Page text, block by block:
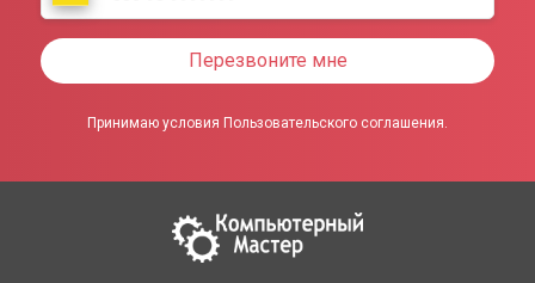
Перезвоните мне
Принимаю условия Пользовательского соглашения.